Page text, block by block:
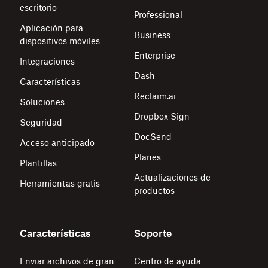
escritorio
Aplicación para
dispositivos móviles
Integraciones
Características
Soluciones
Seguridad
Acceso anticipado
Plantillas
Herramientas gratis
Professional
Business
Enterprise
Dash
Reclaim.ai
Dropbox Sign
DocSend
Planes
Actualizaciones de
productos
Características
Enviar archivos de gran
Soporte
Centro de ayuda